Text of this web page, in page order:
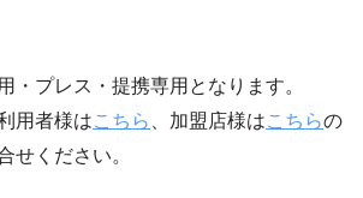
・プレス・提携専用となります。
用者様はこちら 、加盟店様はこちらの
せください。